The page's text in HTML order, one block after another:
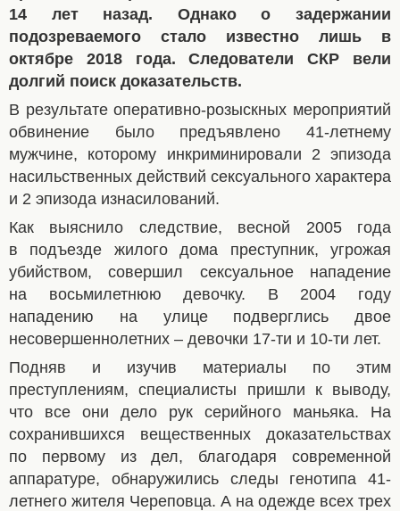
14 лет назад. Однако о задержании
подозреваемого стало известно лишь в
октябре 2018 года. Следователи СКР вели
долгий поиск доказательств.
В результате оперативно-розыскных мероприятий
обвинение было предъявлено 41-летнему
мужчине, которому инкриминировали 2 эпизода
насильственных действий сексуального характера
и 2 эпизода изнасилований.
Как выяснило следствие, весной 2005 года
в подъезде жилого дома преступник, угрожая
убийством, совершил сексуальное нападение
на восьмилетнюю девочку. В 2004 году
нападению на улице подверглись двое
несовершеннолетних – девочки 17-ти и 10-ти лет.
Подняв и изучив материалы по этим
преступлениям, специалисты пришли к выводу,
что все они дело рук серийного маньяка. На
сохранившихся вещественных доказательствах
по первому из дел, благодаря современной
аппаратуре, обнаружились следы генотипа 41-
летнего жителя Череповца. А на одежде всех трех